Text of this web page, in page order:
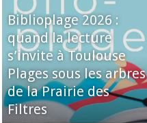
Biblioplage 2026 :
quand la lecture
s’invite à Toulouse
Plages sous les arbres
de la Prairie des
Filtres